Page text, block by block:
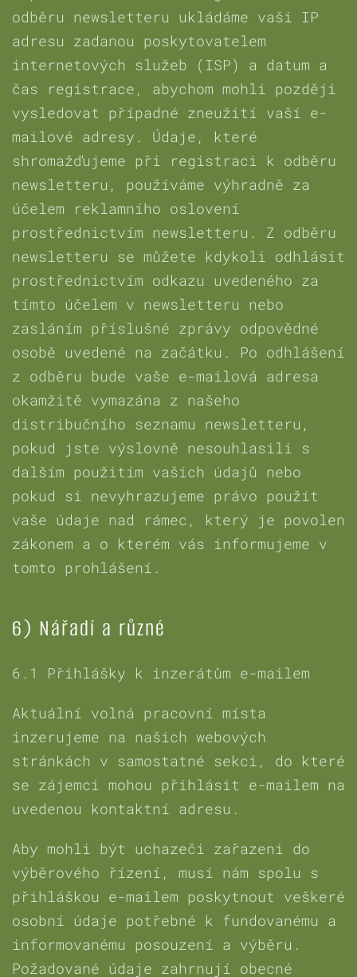
odběru newsletteru ukládáme vaši IP
adresu zadanou poskytovatelem
internetových služeb (ISP) a datum a
čas registrace, abychom mohli později
vysledovat případné zneužití vaší e-
mailové adresy. Údaje, které
shromažďujeme při registraci k odběru
newsletteru, používáme výhradně za
účelem reklamního oslovení
prostřednictvím newsletteru. Z odběru
newsletteru se můžete kdykoli odhlásit
prostřednictvím odkazu uvedeného za
tímto účelem v newsletteru nebo
zasláním příslušné zprávy odpovědné
osobě uvedené na začátku. Po odhlášení
z odběru bude vaše e-mailová adresa
okamžitě vymazána z našeho
distribučního seznamu newsletteru,
pokud jste výslovně nesouhlasili s
dalším použitím vašich údajů nebo
pokud si nevyhrazujeme právo použít
vaše údaje nad rámec, který je povolen
zákonem a o kterém vás informujeme v
tomto prohlášení.
6) Nářadí a různé
6.1 Přihlášky k inzerátům e-mailem
Aktuální volná pracovní místa
inzerujeme na našich webových
stránkách v samostatné sekci, do které
se zájemci mohou přihlásit e-mailem na
uvedenou kontaktní adresu.
Aby mohli být uchazeči zařazeni do
výběrového řízení, musí nám spolu s
přihláškou e-mailem poskytnout veškeré
osobní údaje potřebné k fundovanému a
informovanému posouzení a výběru.
Požadované údaje zahrnují obecné